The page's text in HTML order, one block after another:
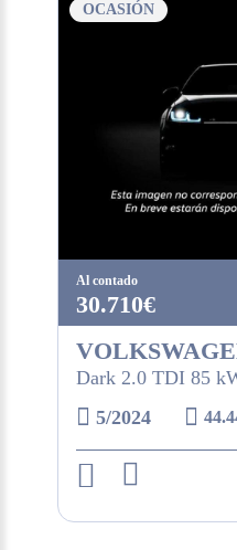
OCASIÓN
Al contado
30.710€
Dark 2.0 TDI 85
5/2024